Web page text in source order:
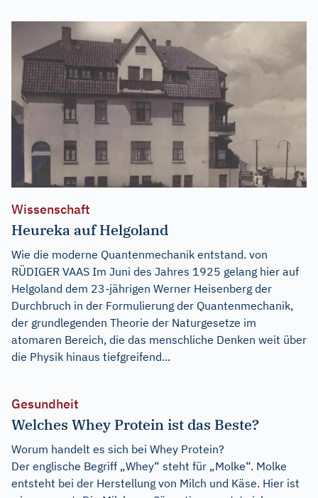
Wissenschaft
Heureka auf Helgoland
Wie die moderne Quantenmechanik entstand. von
RÜDIGER VAAS Im Juni des Jahres 1925 gelang hier auf
Helgoland dem 23-jährigen Werner Heisenberg der
Durchbruch in der Formulierung der Quantenmechanik,
der grundlegenden Theorie der Naturgesetze im
atomaren Bereich, die das menschliche Denken weit über
die Physik hinaus tiefgreifend...
Gesundheit
Welches Whey Protein ist das Beste?
Worum handelt es sich bei Whey Protein?
Der englische Begriff „Whey“ steht für „Molke“. Molke
entsteht bei der Herstellung von Milch und Käse. Hier ist